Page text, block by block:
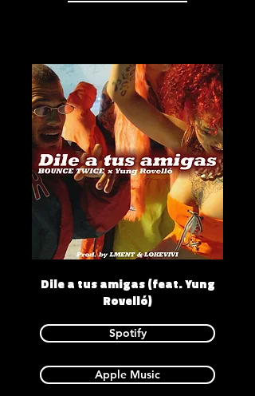
Dile a tus amigas (feat. Yung
Rovelló)
Spotify
Apple Music